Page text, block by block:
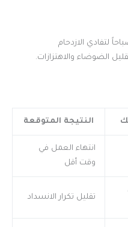
لتفادي الازدحام
الضوضاء والاهتزازات.
النتيجة المتوقعة
انتهاء العمل في
وقت أقل
تقليل تكرار الانسداد